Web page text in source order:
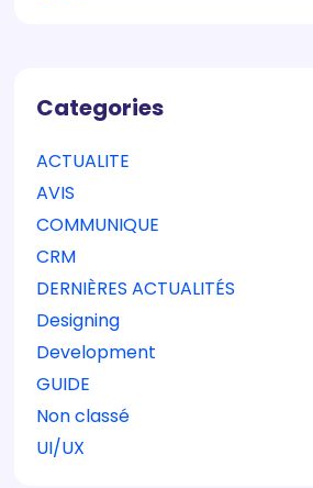
Categories
ACTUALITE
AVIS
COMMUNIQUE
CRM
DERNIÈRES ACTUALITÉS
Designing
Development
GUIDE
Non classé
UI/UX